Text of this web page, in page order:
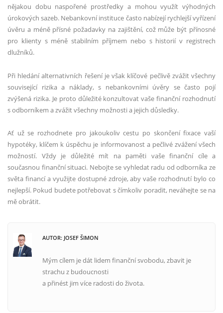
nějakou dobu naspořené prostředky a mohou využít výhodných
úrokových sazeb. Nebankovní instituce často nabízejí rychlejší vyřízení
úvěru a méně přísné požadavky na zajištění, což může být přínosné
pro klienty s méně stabilním příjmem nebo s historií v registrech
dlužníků.
Při hledání alternativních řešení je však klíčové pečlivě zvážit všechny
související rizika a náklady, s nebankovními úvěry se často pojí
zvýšená rizika. Je proto důležité konzultovat vaše finanční rozhodnutí
s odborníkem a zvážit všechny možnosti a jejich důsledky.
Ať už se rozhodnete pro jakoukoliv cestu po skončení fixace vaší
hypotéky, klíčem k úspěchu je informovanost a pečlivé zvážení všech
možností. Vždy je důležité mít na paměti vaše finanční cíle a
současnou finanční situaci. Nebojte se vyhledat radu od odborníka ze
světa financí a využijte dostupné zdroje, aby vaše rozhodnutí bylo co
nejlepší. Pokud budete potřebovat s čímkoliv poradit, neváhejte se na
mě obrátit.
AUTOR: JOSEF ŠIMON
Mým cílem je dát lidem finanční svobodu, zbavit je
strachu z budoucnosti
a přinést jim více radosti do života.